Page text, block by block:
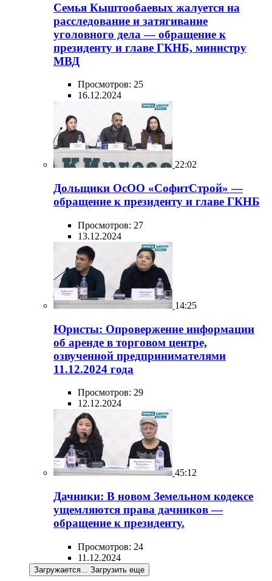
Семья Кыштообаевых жалуется на
расследование и затягивание
уголовного дела — обращение к
президенту и главе ГКНБ, министру
МВД
Просмотров: 25
16.12.2024
22:02
Дольщики ОсОО «СофитСтрой» —
обращение к президенту и главе ГКНБ
Просмотров: 27
13.12.2024
14:25
Юристы: Опровержение информации
об аренде в торговом центре,
озвученной предпринимателями
11.12.2024 года
Просмотров: 29
12.12.2024
45:12
Дачники: В новом Земельном кодексе
ущемляются права дачников —
обращение к президенту.
Просмотров: 24
11.12.2024
Загружается... Загрузить еще